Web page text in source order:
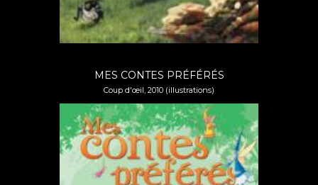
MES CONTES PRÉFÉRÉS
Coup d'œil, 2010 (illustrations)